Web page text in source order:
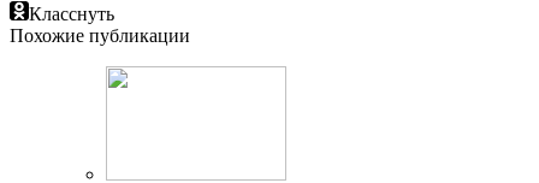
Класснуть
Похожие публикации